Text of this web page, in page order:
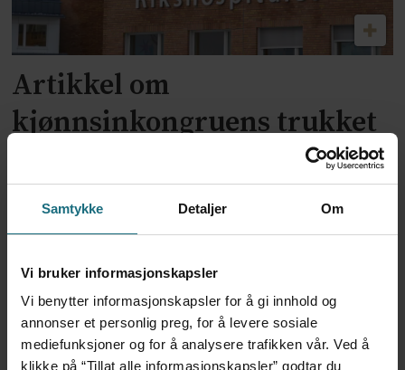
Samtykke Detaljer Om
Vi bruker informasjonskapsler
Vi benytter informasjonskapsler for å gi innhold og
annonser et personlig preg, for å levere sosiale
mediefunksjoner og for å analysere trafikken vår. Ved å
klikke på “Tillat alle informasjonskapsler” godtar du
Artikkel om
kjønnsinkongruens trukket